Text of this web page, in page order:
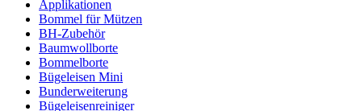
Applikationen
Bommel für Mützen
BH-Zubehör
Baumwollborte
Bommelborte
Bügeleisen Mini
Bunderweiterung
Bügeleisenreiniger